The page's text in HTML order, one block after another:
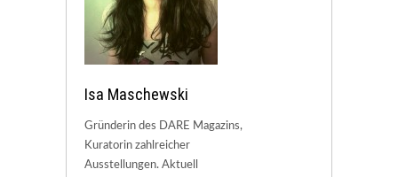
Isa Maschewski
Gründerin des DARE Magazins,
Kuratorin zahlreicher
Ausstellungen. Aktuell